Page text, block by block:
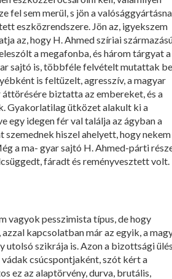
sem merül, s jön a
eszközrendszere. Jön az, igyekszem
az, hogy H. Ahmed szíriai
a megafonba, és három tárgyat a
sajtó is, többféle felvételt mutattak
is feltüzelt, agresszív, a magyar
biztatta az embereket, és a
Gyakorlatilag ütközet alakult ki a
egy idegen fér val találja az ágyban a
szemednek hiszel ahelyett, hogy nekem
a ma- gyar sajtó H. Ahmed-párti
fáradt és reményvesztett volt.
vagyok pesszimista típus, de hogy
kapcsolatban már az egyik, a
szikrája is. Azon a bizottsági
csúcspontjaként, szót kért a
ez az alaptörvény, durva, brutális,